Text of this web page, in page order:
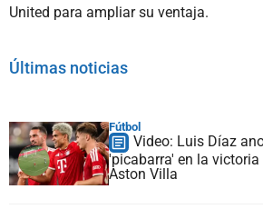
United para ampliar su ventaja.
Últimas noticias
Fútbol
Video: Luis Díaz
'picabarra' en la victoria
Aston Villa